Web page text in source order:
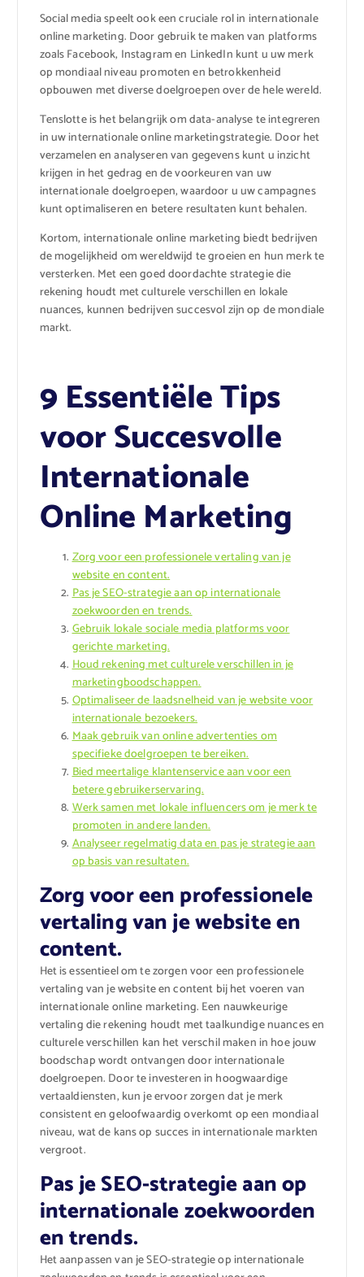
Social media speelt ook een cruciale rol in internationale
online marketing. Door gebruik te maken van platforms
zoals Facebook, Instagram en LinkedIn kunt u uw merk
op mondiaal niveau promoten en betrokkenheid
opbouwen met diverse doelgroepen over de hele wereld.
Tenslotte is het belangrijk om data-analyse te integreren
in uw internationale online marketingstrategie. Door het
verzamelen en analyseren van gegevens kunt u inzicht
krijgen in het gedrag en de voorkeuren van uw
internationale doelgroepen, waardoor u uw campagnes
kunt optimaliseren en betere resultaten kunt behalen.
Kortom, internationale online marketing biedt bedrijven
de mogelijkheid om wereldwijd te groeien en hun merk te
versterken. Met een goed doordachte strategie die
rekening houdt met culturele verschillen en lokale
nuances, kunnen bedrijven succesvol zijn op de mondiale
markt.
9 Essentiële Tips
voor Succesvolle
Internationale
Online Marketing
Zorg voor een professionele vertaling van je
website en content.
Pas je SEO-strategie aan op internationale
zoekwoorden en trends.
Gebruik lokale sociale media platforms voor
gerichte marketing.
Houd rekening met culturele verschillen in je
marketingboodschappen.
Optimaliseer de laadsnelheid van je website voor
internationale bezoekers.
Maak gebruik van online advertenties om
specifieke doelgroepen te bereiken.
Bied meertalige klantenservice aan voor een
betere gebruikerservaring.
Werk samen met lokale influencers om je merk te
promoten in andere landen.
Analyseer regelmatig data en pas je strategie aan
op basis van resultaten.
Zorg voor een professionele
vertaling van je website en
content.
Het is essentieel om te zorgen voor een professionele
vertaling van je website en content bij het voeren van
internationale online marketing. Een nauwkeurige
vertaling die rekening houdt met taalkundige nuances en
culturele verschillen kan het verschil maken in hoe jouw
boodschap wordt ontvangen door internationale
doelgroepen. Door te investeren in hoogwaardige
vertaaldiensten, kun je ervoor zorgen dat je merk
consistent en geloofwaardig overkomt op een mondiaal
niveau, wat de kans op succes in internationale markten
vergroot.
Pas je SEO-strategie aan op
internationale zoekwoorden
en trends.
Het aanpassen van je SEO-strategie op internationale